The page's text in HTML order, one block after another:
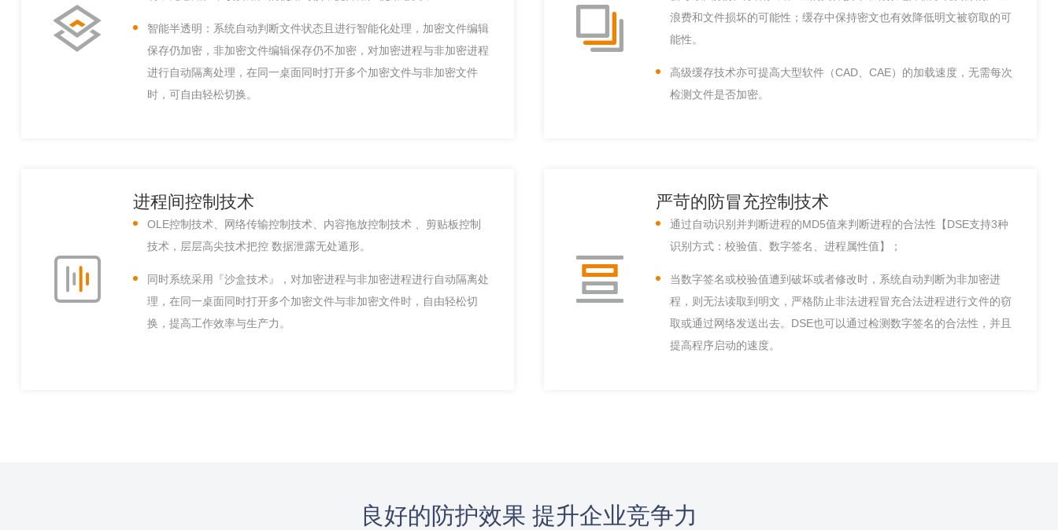
智能半透明：系统自动判断文件状态且进行智能化处理，加密文件编辑
保存仍加密，非加密文件编辑保存仍不加密，对加密进程与非加密进程
进行自动隔离处理，在同一桌面同时打开多个加密文件与非加密文件
时，可自由轻松切换。
浪费和文件损坏的可能性；缓存中保持密文也有效降低明文被窃取的可
能性。
高级缓存技术亦可提高大型软件（CAD、CAE）的加载速度，无需每次
检测文件是否加密。
进程间控制技术
OLE控制技术、网络传输控制技术、内容拖放控制技术 、剪贴板控制
技术，层层高尖技术把控 数据泄露无处遁形。
同时系统采用『沙盒技术』，对加密进程与非加密进程进行自动隔离处
理，在同一桌面同时打开多个加密文件与非加密文件时，自由轻松切
换，提高工作效率与生产力。
严苛的防冒充控制技术
通过自动识别并判断进程的MD5值来判断进程的合法性【DSE支持3种
识别方式：校验值、数字签名、进程属性值】；
当数字签名或校验值遭到破坏或者修改时，系统自动判断为非加密进
程，则无法读取到明文，严格防止非法进程冒充合法进程进行文件的窃
取或通过网络发送出去。DSE也可以通过检测数字签名的合法性，并且
提高程序启动的速度。
良好的防护效果 提升企业竞争力